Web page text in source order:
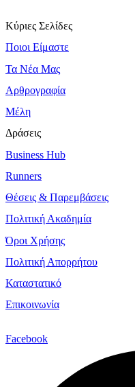
Κύριες Σελίδες
Ποιοι Είμαστε
Τα Νέα Μας
Αρθρογραφία
Μέλη
Δράσεις
Business Hub
Runners
Θέσεις & Παρεμβάσεις
Πολιτική Ακαδημία
Όροι Χρήσης
Πολιτική Απορρήτου
Καταστατικό
Επικοινωνία
Facebook